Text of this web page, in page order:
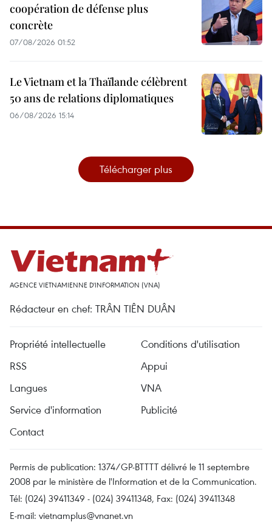
coopération de défense plus
concrète
07/08/2026 01:52
Le Vietnam et la Thaïlande célèbrent
50 ans de relations diplomatiques
06/08/2026 15:14
Télécharger plus
AGENCE VIETNAMIENNE D'INFORMATION (VNA)
Rédacteur en chef: TRÂN TIÊN DUÂN
Propriété intellectuelle
Conditions d'utilisation
RSS
Appui
Langues
VNA
Service d'information
Publicité
Contact
Permis de publication: 1374/GP-BTTTT délivré le 11 septembre
2008 par le ministère de l'Information et de la Communication.
Tél: (024) 39411349 - (024) 39411348, Fax: (024) 39411348
E-mail: vietnamplus@vnanet.vn